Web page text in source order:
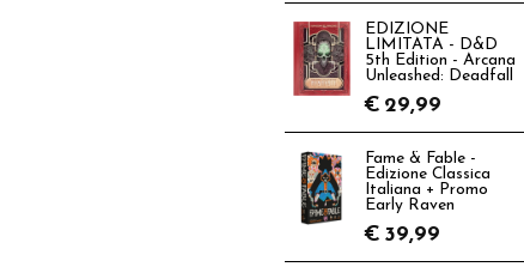
EDIZIONE
LIMITATA - D&D
5th Edition - Arcana
Unleashed: Deadfall
€ 29,99
Fame & Fable -
Edizione Classica
Italiana + Promo
Early Raven
€ 39,99